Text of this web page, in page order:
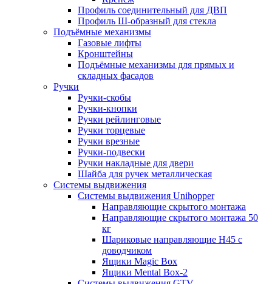
Профиль соединительный для ДВП
Профиль Ш-образный для стекла
Подъёмные механизмы
Газовые лифты
Кронштейны
Подъёмные механизмы для прямых и
складных фасадов
Ручки
Ручки-скобы
Ручки-кнопки
Ручки рейлинговые
Ручки торцевые
Ручки врезные
Ручки-подвески
Ручки накладные для двери
Шайба для ручек металлическая
Системы выдвижения
Системы выдвижения Unihopper
Направляющие скрытого монтажа
Направляющие скрытого монтажа 50
кг
Шариковые направляющие H45 с
доводчиком
Ящики Magic Box
Ящики Mental Box-2